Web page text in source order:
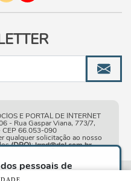
pessoais de
de Uso e Política
E PORTAL DE INTERNET
- Rua Gaspar Viana, 773/7,
CEP 66.053-090
qualquer solicitação ao nosso
(DPO):lgpd@dol.com.br.
2010-2026 DOL - Diário